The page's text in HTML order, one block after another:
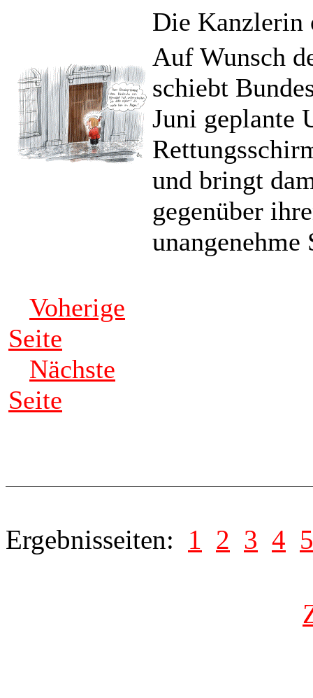
Die Kanzlerin
Auf Wunsch
schiebt
Juni geplante
und bringt
gegenüber
Voherige
Seite
Nächste
Seite
Ergebnisseiten: 1 2 3 4 5